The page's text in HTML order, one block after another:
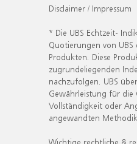
Disclaimer / Impressum
* Die UBS Echtzeit-
Quotierungen von
Produkten. Diese
zugrundeliegenden
nachzufolgen. UBS
Gewährleistung für die
Vollständigkeit oder
angewandten